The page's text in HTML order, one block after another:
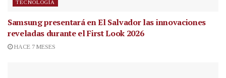
TECNOLOGÍA
Samsung presentará en El Salvador las innovaciones
reveladas durante el First Look 2026
HACE 7 MESES